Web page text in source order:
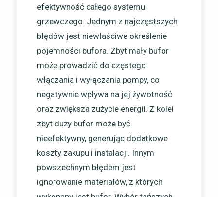
efektywność całego systemu
grzewczego. Jednym z najczęstszych
błędów jest niewłaściwe określenie
pojemności bufora. Zbyt mały bufor
może prowadzić do częstego
włączania i wyłączania pompy, co
negatywnie wpływa na jej żywotność
oraz zwiększa zużycie energii. Z kolei
zbyt duży bufor może być
nieefektywny, generując dodatkowe
koszty zakupu i instalacji. Innym
powszechnym błędem jest
ignorowanie materiałów, z których